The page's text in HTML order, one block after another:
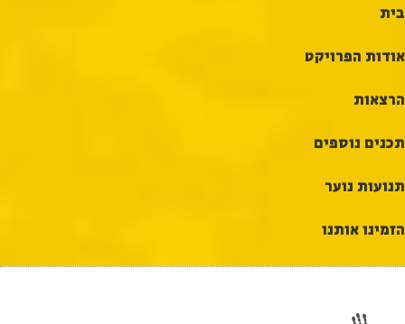
בית
אודות הפרויקט
הרצאות
תכנים נוספים
תנועות נוער
הזמינו אותנו